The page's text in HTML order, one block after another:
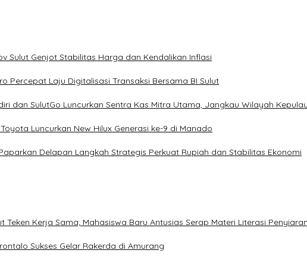
Sulut Genjot Stabilitas Harga dan Kendalikan Inflasi
Percepat Laju Digitalisasi Transaksi Bersama BI Sulut
dan SulutGo Luncurkan Sentra Kas Mitra Utama, Jangkau Wilayah
Luncurkan New Hilux Generasi ke-9 di Manado
Delapan Langkah Strategis Perkuat Rupiah dan Stabilitas Ekonomi
Teken Kerja Sama; Mahasiswa Baru Antusias Serap Materi Literasi Penyiaran
Sukses Gelar Rakerda di Amurang